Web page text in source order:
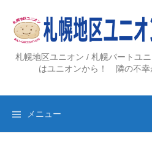
ス
札幌地区ユニオン / 札幌パートユ
はユニオンから！ 隣の不幸
メニュー